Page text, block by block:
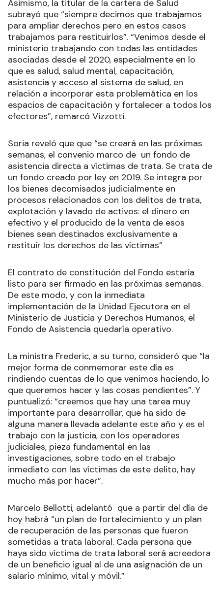
Asimismo, la titular de la cartera de Salud
subrayó que “siempre decimos que trabajamos
para ampliar derechos pero en estos casos
trabajamos para restituirlos”. “Venimos desde el
ministerio trabajando con todas las entidades
asociadas desde el 2020, especialmente en lo
que es salud, salud mental, capacitación,
asistencia y acceso al sistema de salud, en
relación a incorporar esta problemática en los
espacios de capacitación y fortalecer a todos los
efectores”, remarcó Vizzotti.
Soria reveló que que “se creará en las próximas
semanas, el convenio marco de un fondo de
asistencia directa a víctimas de trata. Se trata de
un fondo creado por ley en 2019. Se integra por
los bienes decomisados judicialmente en
procesos relacionados con los delitos de trata,
explotación y lavado de activos: el dinero en
efectivo y el producido de la venta de esos
bienes sean destinados exclusivamente a
restituir los derechos de las víctimas”
El contrato de constitución del Fondo estaría
listo para ser firmado en las próximas semanas.
De este modo, y con la inmediata
implementación de la Unidad Ejecutora en el
Ministerio de Justicia y Derechos Humanos, el
Fondo de Asistencia quedaría operativo.
La ministra Frederic, a su turno, consideró que “la
mejor forma de conmemorar este día es
rindiendo cuentas de lo que venimos haciendo, lo
que queremos hacer y las cosas pendientes”. Y
puntualizó: “creemos que hay una tarea muy
importante para desarrollar, que ha sido de
alguna manera llevada adelante este año y es el
trabajo con la justicia, con los operadores
judiciales, pieza fundamental en las
investigaciones, sobre todo en el trabajo
inmediato con las víctimas de este delito, hay
mucho más por hacer”.
Marcelo Bellotti, adelantó que a partir del día de
hoy habrá “un plan de fortalecimiento y un plan
de recuperación de las personas que fueron
sometidas a trata laboral. Cada persona que
haya sido víctima de trata laboral será acreedora
de un beneficio igual al de una asignación de un
salario mínimo, vital y móvil.”